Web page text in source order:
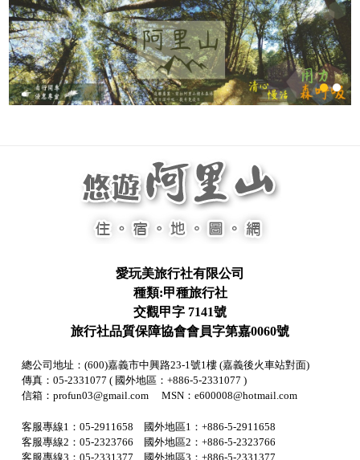
愛玩美旅行社有限公司
種類:甲種旅行社
交觀甲字 7141號
旅行社品質保障協會會員字第嘉0060號
總公司地址：(600)嘉義市中興路23-1號1樓 (嘉義後火車站對面)
傳真：05-2331077 ( 國外地區：+886-5-2331077 )
信箱：profun03@gmail.com MSN：e600008@hotmail.com
客服專線1：05-2911658 國外地區1：+886-5-2911658
客服專線2：05-2323766 國外地區2：+886-5-2323766
客服專線3：05-2331377 國外地區3：+886-5-2331377